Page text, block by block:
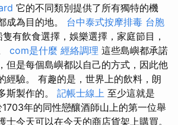
它的不同類別提供了所有獨特的機
成為目的地。 台中泰式按摩排毒 台胞
有飲食選擇，娛樂選擇，家庭節目，
com是什麼 經絡調理 這些島嶼都承諾
但是每個島嶼都以自己的方式，因此他
經驗。 有趣的是，世界上的飲料，朗
斯製作的。 記帳士線上 至少這就是
年的同性戀釀酒師山上的第一位舉
士今天可以在今天的商店貨架上購買。